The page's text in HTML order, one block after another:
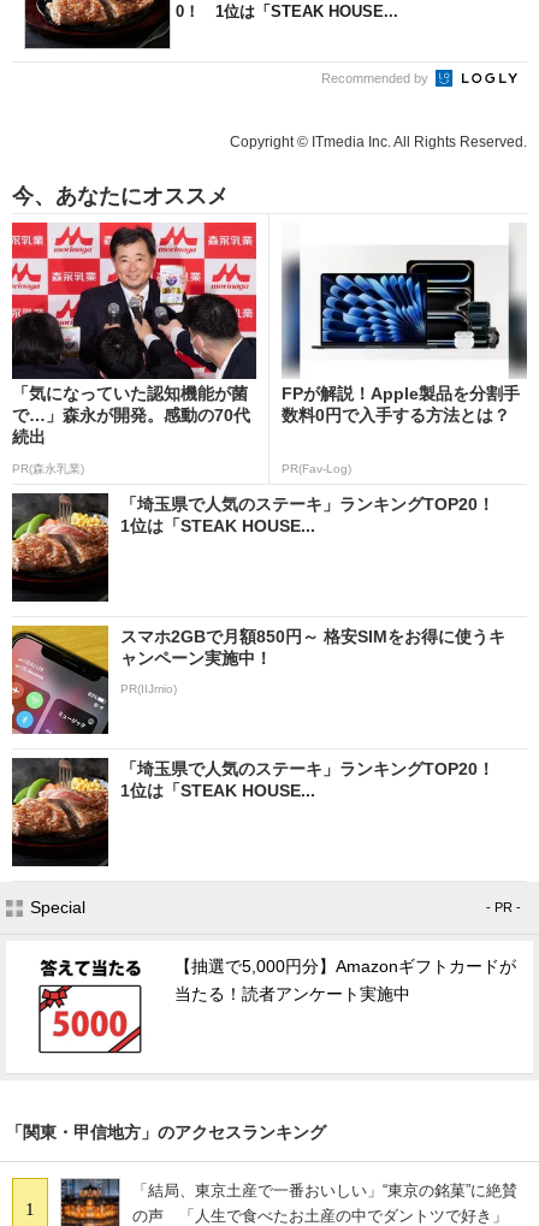
0！ 1位は「STEAK HOUSE...
Recommended by
Copyright © ITmedia Inc. All Rights Reserved.
今、あなたにオススメ
「気になっていた認知機能が菌
で…」森永が開発。感動の70代
続出
PR(森永乳業)
FPが解説！Apple製品を分割手
数料0円で入手する方法とは？
PR(Fav-Log)
「埼玉県で人気のステーキ」ランキングTOP20！
1位は「STEAK HOUSE...
スマホ2GBで月額850円～ 格安SIMをお得に使うキ
ャンペーン実施中！
PR(IIJmio)
「埼玉県で人気のステーキ」ランキングTOP20！
1位は「STEAK HOUSE...
Special - PR -
【抽選で5,000円分】Amazonギフトカードが
当たる！読者アンケート実施中
「関東・甲信地方」のアクセスランキング
1
「結局、東京土産で一番おいしい」“東京の銘菓”に絶賛
の声 「人生で食べたお土産の中でダントツで好き」